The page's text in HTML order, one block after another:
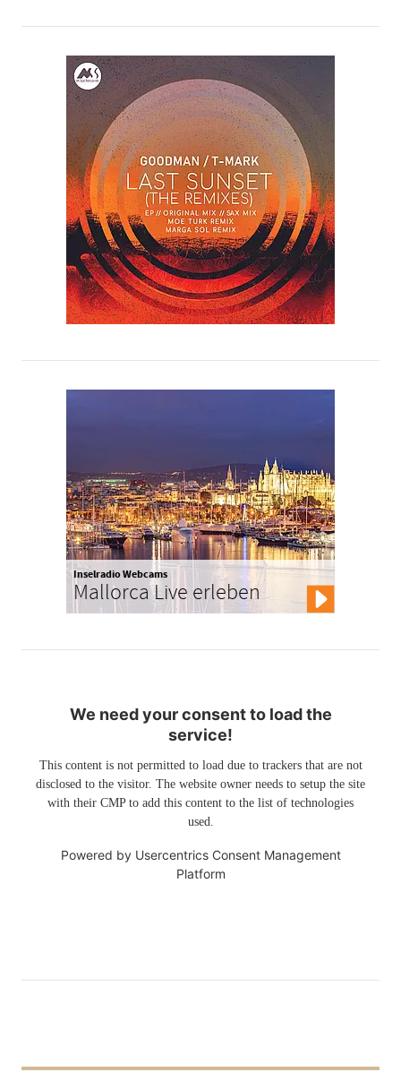
Inselradio Webcams
Mallorca Live erleben
We need your consent to load the
service!
This content is not permitted to load due to trackers that are not
disclosed to the visitor. The website owner needs to setup the site
with their CMP to add this content to the list of technologies
used.
Powered by Usercentrics Consent Management
Platform